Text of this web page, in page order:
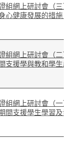
組網上研討會（三）
心健康發展的措施，
組網上研討會（二）
支援學與教和學生成
組網上研討會（一）
間支援學生學習及發